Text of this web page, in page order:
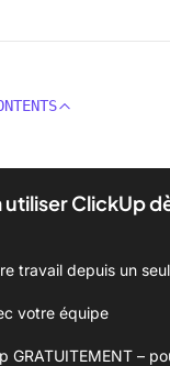
ClickUp
travail depuis un
votre équipe
GRATUITEMENT –